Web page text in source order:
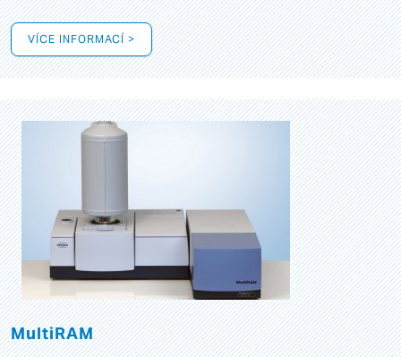
VÍCE INFORMACÍ >
MultiRAM